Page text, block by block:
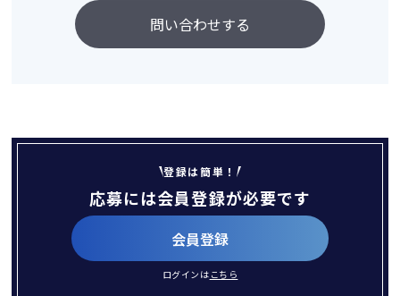
問い合わせする
登録は簡単！
応募には会員登録が必要です
会員登録
ログインは こちら